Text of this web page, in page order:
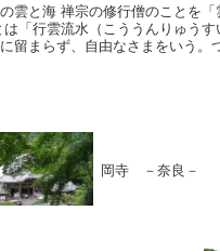
雲と海 禅宗の修行僧のことを「
「行雲流水（こううんりゅうす
留まらず、自由なさまをいう。
岡寺 －奈良－